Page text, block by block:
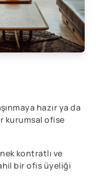
hazır ya da
kurumsal ofise
kontratlı ve
bir ofis üyeliği